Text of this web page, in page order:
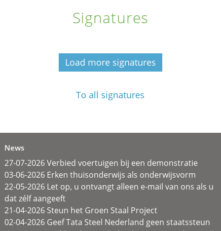
Signatures
Load more signatures
To all signatures
News
27-07-2026 Verbied voertuigen bij een demonstratie
03-06-2026 Erken thuisonderwijs als onderwijsvorm
22-05-2026 Let op, u ontvangt alleen e-mail van ons als u
dat zélf aangeeft
21-04-2026 Steun het Groen Staal Project
02-04-2026 Geef Tata Steel Nederland geen staatssteun